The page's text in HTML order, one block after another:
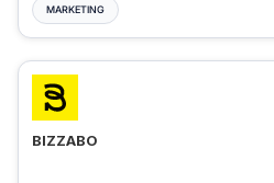
MARKETING
BIZZABO